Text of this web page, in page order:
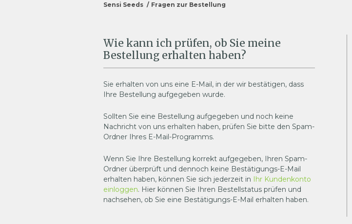
Sensi Seeds Fragen zur Bestellung
Wie kann ich prüfen, ob Sie meine
Bestellung erhalten haben?
Sie erhalten von uns eine E-Mail, in der wir bestätigen, dass
Ihre Bestellung aufgegeben wurde.
Sollten Sie eine Bestellung aufgegeben und noch keine
Nachricht von uns erhalten haben, prüfen Sie bitte den Spam-
Ordner Ihres E-Mail-Programms.
Wenn Sie Ihre Bestellung korrekt aufgegeben, Ihren Spam-
Ordner überprüft und dennoch keine Bestätigungs-E-Mail
erhalten haben, können Sie sich jederzeit in Ihr Kundenkonto
einloggen. Hier können Sie Ihren Bestellstatus prüfen und
nachsehen, ob Sie eine Bestätigungs-E-Mail erhalten haben.